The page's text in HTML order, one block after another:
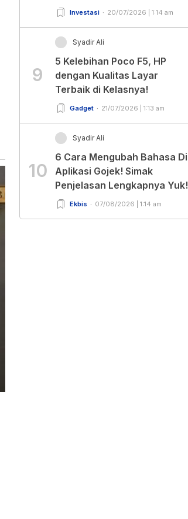
Keputusan!
Investasi 20/07/2026 | 1:14 am
9
Syadir Ali
5 Kelebihan Poco F5, HP
dengan Kualitas Layar
Terbaik di Kelasnya!
Gadget 21/07/2026 | 1:13 am
10
Syadir Ali
6 Cara Mengubah Bahasa Di
Aplikasi Gojek! Simak
Penjelasan Lengkapnya Yuk!
Ekbis 07/08/2026 | 1:14 am